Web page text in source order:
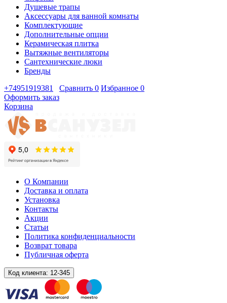
Душевые трапы
Аксессуары для ванной комнаты
Комплектующие
Дополнительные опции
Керамическая плитка
Вытяжные вентиляторы
Сантехнические люки
Бренды
+74951919381
Сравнить 0 Избранное 0
Оформить заказ
Корзина
О Компании
Доставка и оплата
Установка
Контакты
Акции
Статьи
Политика конфиденциальности
Возврат товара
Публичная оферта
Код клиента: 12-345